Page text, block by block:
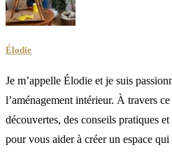
Élodie
Je m’appelle Élodie et je suis
l’aménagement intérieur. À travers
découvertes, des conseils pratiques
pour vous aider à créer un espace